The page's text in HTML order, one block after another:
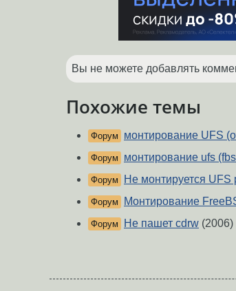
Вы не можете добавлять
Похожие темы
Форум монтирование UFS
Форум монтирование ufs
Форум Не монтируется UFS
Форум Монтирование
Форум Не пашет cdrw (2006)